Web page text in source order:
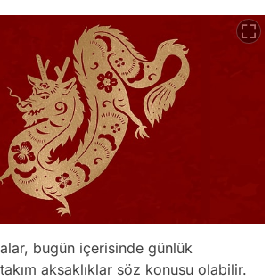
bugün içerisinde günlük
aksaklıklar söz konusu olabilir.